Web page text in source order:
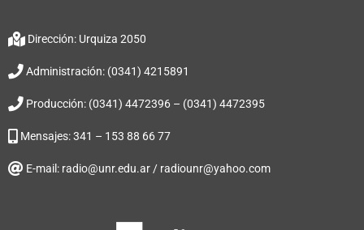
Dirección: Urquiza 2050
Administración: (0341) 4215891
Producción: (0341) 4472396 – (0341) 4472395
Mensajes: 341 – 153 88 66 77
E-mail: radio@unr.edu.ar / radiounr@yahoo.com